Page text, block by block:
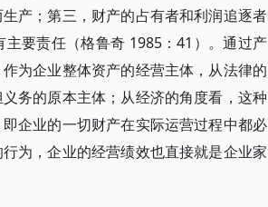
产；第三，财产的占有者和利润追逐者
要责任（格鲁奇 1985：41）。通过产
为企业整体资产的经营主体，从法律的
务的原本主体；从经济的角度看，这种
企业的一切财产在实际运营过程中都必
为，企业的经营绩效也直接就是企业家